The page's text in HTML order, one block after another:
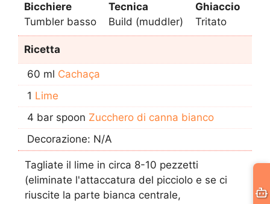
Bicchiere
Tumbler basso
Tecnica
Build (muddler)
Ghiaccio
Tritato
Ricetta
60 ml Cachaça
1 Lime
4 bar spoon Zucchero di canna bianco
Decorazione: N/A
Tagliate il lime in circa 8-10 pezzetti
(eliminate l'attaccatura del picciolo e se ci
riuscite la parte bianca centrale,